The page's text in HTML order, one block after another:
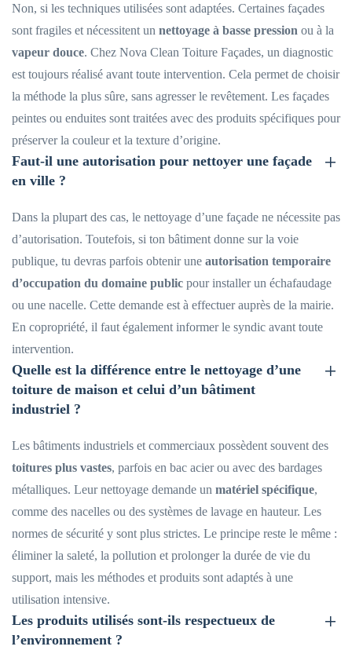
Non, si les techniques utilisées sont adaptées. Certaines façades
sont fragiles et nécessitent un nettoyage à basse pression ou à la
vapeur douce. Chez Nova Clean Toiture Façades, un diagnostic
est toujours réalisé avant toute intervention. Cela permet de choisir
la méthode la plus sûre, sans agresser le revêtement. Les façades
peintes ou enduites sont traitées avec des produits spécifiques pour
préserver la couleur et la texture d’origine.
Faut-il une autorisation pour nettoyer une façade
en ville ?
Dans la plupart des cas, le nettoyage d’une façade ne nécessite pas
d’autorisation. Toutefois, si ton bâtiment donne sur la voie
publique, tu devras parfois obtenir une autorisation temporaire
d’occupation du domaine public pour installer un échafaudage
ou une nacelle. Cette demande est à effectuer auprès de la mairie.
En copropriété, il faut également informer le syndic avant toute
intervention.
Quelle est la différence entre le nettoyage d’une
toiture de maison et celui d’un bâtiment
industriel ?
Les bâtiments industriels et commerciaux possèdent souvent des
toitures plus vastes, parfois en bac acier ou avec des bardages
métalliques. Leur nettoyage demande un matériel spécifique,
comme des nacelles ou des systèmes de lavage en hauteur. Les
normes de sécurité y sont plus strictes. Le principe reste le même :
éliminer la saleté, la pollution et prolonger la durée de vie du
support, mais les méthodes et produits sont adaptés à une
utilisation intensive.
Les produits utilisés sont-ils respectueux de
l’environnement ?